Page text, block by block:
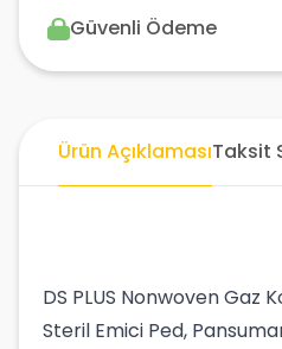
Güvenli Ödeme
Ürün AçıklamasıTaksit
DS PLUS Nonwoven Gaz
Steril Emici Ped,